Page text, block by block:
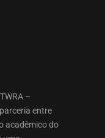
–
entre
acadêmico do